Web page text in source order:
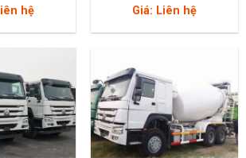
hệ
Giá: Liên hệ